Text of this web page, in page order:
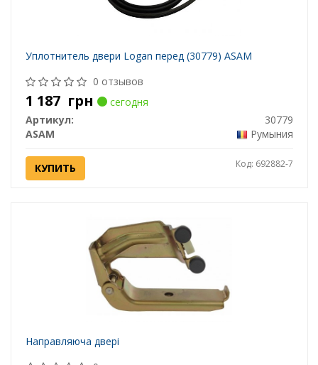
Уплотнитель двери Logan перед (30779) ASAM
0 отзывов
1 187 грн
сегодня
Артикул:
30779
ASAM
Румыния
КУПИТЬ Код: 692882-7
Направляюча двері